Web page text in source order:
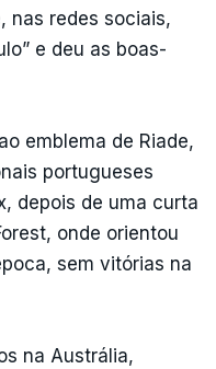
nas redes sociais,
e deu as boas-
emblema de Riade,
portugueses
depois de uma curta
onde orientou
sem vitórias na
na Austrália,